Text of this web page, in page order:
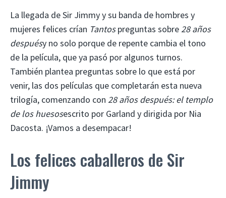
La llegada de Sir Jimmy y su banda de hombres y
mujeres felices crían Tantospreguntas sobre28 años
despuésy no solo porque de repente cambia el tono
de la película, que ya pasó por algunos turnos.
También plantea preguntas sobre lo que está por
venir, las dos películas que completarán esta nueva
trilogía, comenzando con 28 años después: el templo
de los huesosescrito por Garland y dirigida por Nia
Dacosta. ¡Vamos a desempacar!
Los felices caballeros de Sir
Jimmy